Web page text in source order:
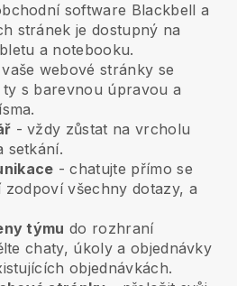
software Blackbell a
stránek je dostupný na
a notebooku.
webové stránky se
s barevnou úpravou a
- vždy zůstat na vrcholu
setkání.
- chatujte přímo se
zodpoví všechny dotazy, a
týmu do rozhraní
chaty, úkoly a objednávky
objednávkách.